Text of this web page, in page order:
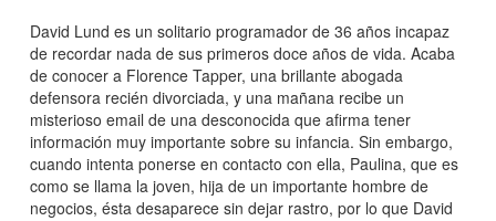
David Lund es un solitario programador de 36 años incapaz
de recordar nada de sus primeros doce años de vida. Acaba
de conocer a Florence Tapper, una brillante abogada
defensora recién divorciada, y una mañana recibe un
misterioso email de una desconocida que afirma tener
información muy importante sobre su infancia. Sin embargo,
cuando intenta ponerse en contacto con ella, Paulina, que es
como se llama la joven, hija de un importante hombre de
negocios, ésta desaparece sin dejar rastro, por lo que David